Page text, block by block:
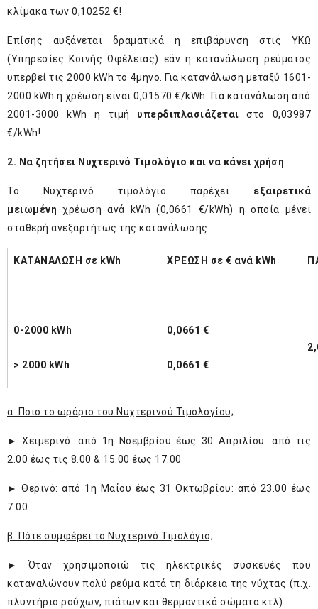
κλίμακα των 0,10252 €!
Επίσης αυξάνεται δραματικά η επιβάρυνση στις ΥΚΩ
(Υπηρεσίες Κοινής Ωφέλειας) εάν η κατανάλωση ρεύματος
υπερβεί τις 2000 kWh το 4μηνο. Για κατανάλωση μεταξύ 1601-
2000 kWh η χρέωση είναι 0,01570 €/kWh. Για κατανάλωση από
2001-3000 kWh η τιμή υπερδιπλασιάζεται στο 0,03987
€/kWh!
2. Να ζητήσει Νυχτερινό Τιμολόγιο και να κάνει χρήση
Το Νυχτερινό τιμολόγιο παρέχει εξαιρετικά
μειωμένη χρέωση ανά kWh (0,0661 €/kWh) η οποία μένει
σταθερή ανεξαρτήτως της κατανάλωσης:
ΚΑΤΑΝΑΛΩΣΗ σε kWh ΧΡΕΩΣΗ σε € ανά kWh
0-2000 kWh
0,0661 €
> 2000 kWh
0,0661 €
α. Ποιο το ωράριο του Νυχτερινού Τιμολογίου;
► Χειμερινό: από 1η Νοεμβρίου έως 30 Απριλίου: από τις
2.00 έως τις 8.00 & 15.00 έως 17.00
► Θερινό: από 1η Μαΐου έως 31 Οκτωβρίου: από 23.00 έως
7.00.
β. Πότε συμφέρει το Νυχτερινό Τιμολόγιο;
► Όταν χρησιμοποιώ τις ηλεκτρικές συσκευές που
καταναλώνουν πολύ ρεύμα κατά τη διάρκεια της νύχτας (π.χ.
πλυντήριο ρούχων, πιάτων και θερμαντικά σώματα κτλ).